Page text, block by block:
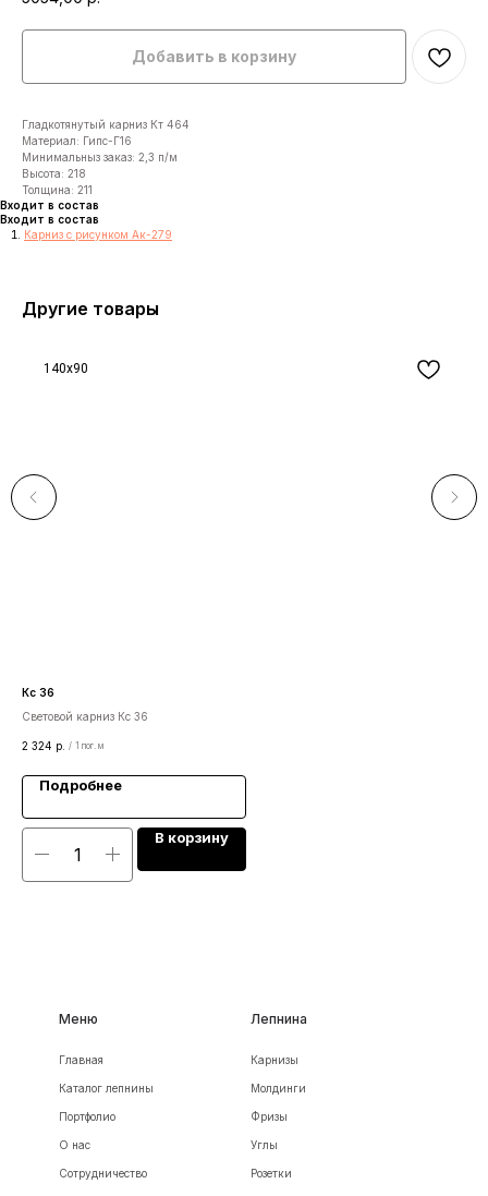
Добавить в корзину
Гладкотянутый карниз Кт 464
Материал: Гипс-Г16
Минимальныз заказ: 2,3 п/м
Высота: 218
Толщина: 211
Входит в состав
Входит в состав
Карниз с рисунком Ак-279
Другие товары
140x90
Кс 36
Световой карниз Кс 36
2 324 р. / 1 пог. м
Подробнее
В корзину
Меню
Главная
О нас
Каталог лепнины
Портфолио
Сотрудничество
Лепнина
Карнизы
Молдинги
Фризы
Углы
Розетки